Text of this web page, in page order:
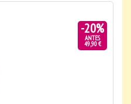
-20%
ANTES
49,90 €